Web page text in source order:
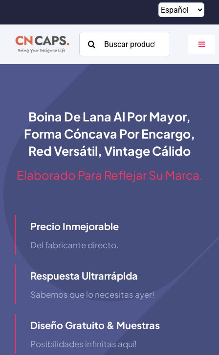
contenido
Buscar:
Catalogar
Acerca de
Recursos
Boina De Lana Al Por Mayor,
Forma Cóncava Por Encargo,
Red Versátil, Vintage Cálido
Elaborado Para Reflejar Su Marca.
Precio Inmejorable
Del fabricante directo.
Respuesta Ultrarrápida
Sabemos que lo necesitas ayer!
Diseño Gratuito & Muestras
Posibilidades infinitas aquí!